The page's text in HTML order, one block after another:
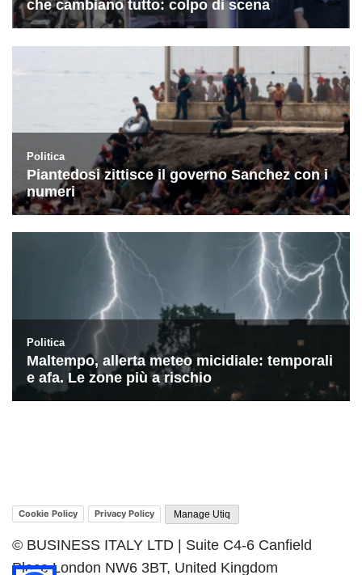
Cookie Policy Privacy Policy Manage Utiq
© BUSINESS ITALY LTD | Suite C4-6 Canfield
Place London NW6 3BT, United Kingdom